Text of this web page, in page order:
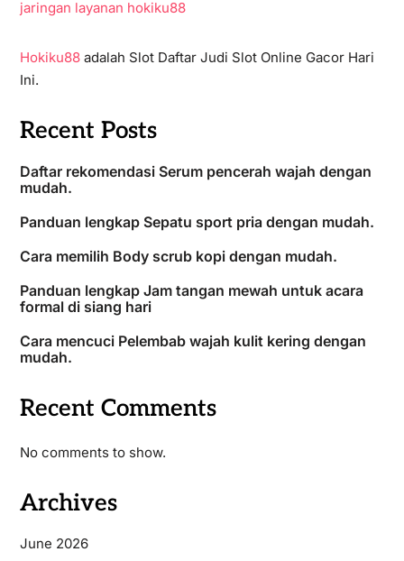
jaringan layanan hokiku88
Hokiku88adalah Slot Daftar Judi Slot Online Gacor Hari
Ini.
Recent Posts
Daftar rekomendasi Serum pencerah wajah dengan
mudah.
Panduan lengkap Sepatu sport pria dengan mudah.
Cara memilih Body scrub kopi dengan mudah.
Panduan lengkap Jam tangan mewah untuk acara
formal di siang hari
Cara mencuci Pelembab wajah kulit kering dengan
mudah.
Recent Comments
No comments to show.
Archives
June 2026